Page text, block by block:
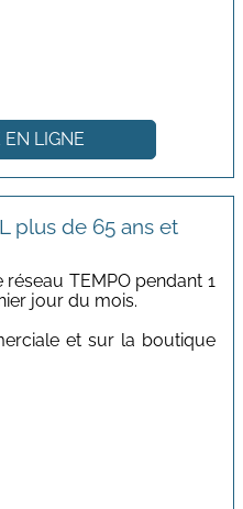
LIGNE
plus de 65 ans et
TEMPO pendant 1
jour du mois.
et sur la boutique